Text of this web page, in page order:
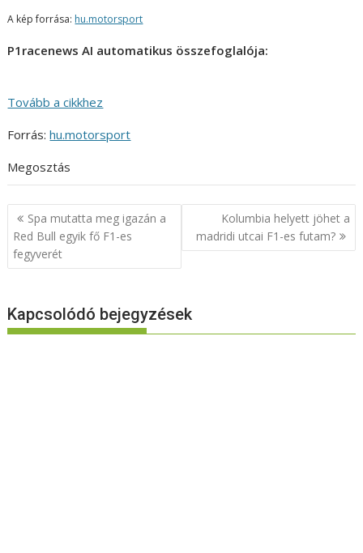
A kép forrása: hu.motorsport
P1racenews AI automatikus összefoglalója:
Tovább a cikkhez
Forrás:hu.motorsport
Megosztás
Bejegyzés
navigáció
Spa mutatta meg igazán a
Red Bull egyik fő F1-es
fegyverét
Kolumbia helyett jöhet a
madridi utcai F1-es futam?
Kapcsolódó bejegyzések